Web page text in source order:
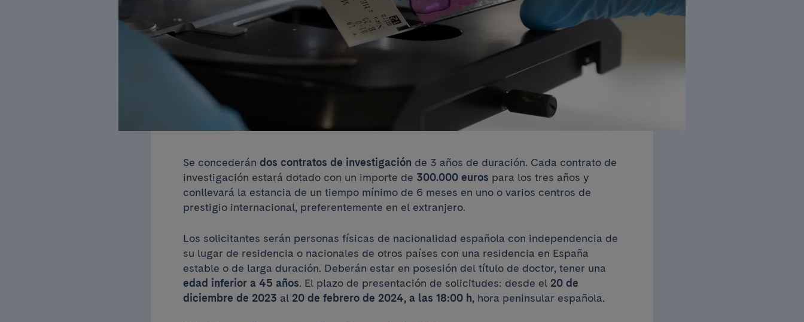
Se concederán dos contratos de investigación de 3 años de duración. Cada contrato de
investigación estará dotado con un importe de 300.000 euros para los tres años y
conllevará la estancia de un tiempo mínimo de 6 meses en uno o varios centros de
prestigio internacional, preferentemente en el extranjero.
Los solicitantes serán personas físicas de nacionalidad española con independencia de
su lugar de residencia o nacionales de otros países con una residencia en España
estable o de larga duración. Deberán estar en posesión del título de doctor, tener una
edad inferior a 45 años. El plazo de presentación de solicitudes: desde el 20 de
diciembre de 2023 al 20 de febrero de 2024, a las 18:00 h, hora peninsular española.